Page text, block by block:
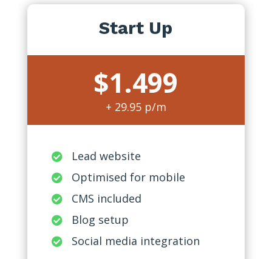
Start Up
$1.499
+ 29.95 p/m
 Lead website
 Optimised for mobile
 CMS included
 Blog setup
 Social media integration